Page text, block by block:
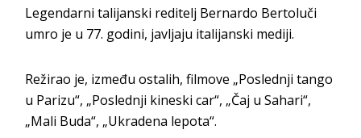
Legendarni talijanski reditelj Bernardo Bertoluči
umro je u 77. godini, javljaju italijanski mediji.
Režirao je, između ostalih, filmove „Poslednji tango
u Parizu“, „Poslednji kineski car“, „Čaj u Sahari“,
„Mali Buda“, „Ukradena lepota“.